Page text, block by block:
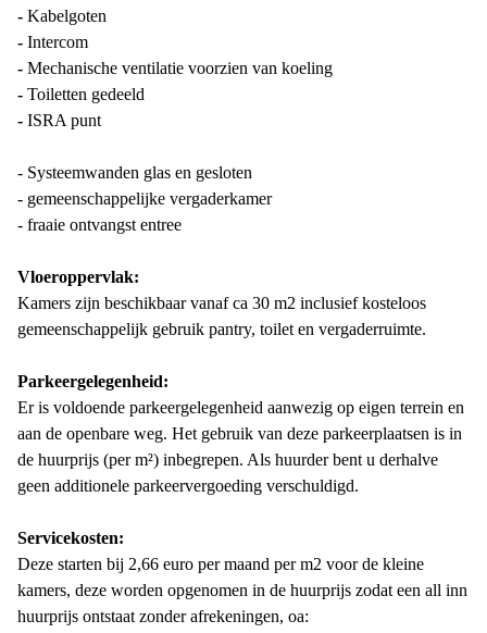
- Kabelgoten
- Intercom
- Mechanische ventilatie voorzien van koeling
- Toiletten gedeeld
- ISRA punt
- Systeemwanden glas en gesloten
- gemeenschappelijke vergaderkamer
- fraaie ontvangst entree
Vloeroppervlak:
Kamers zijn beschikbaar vanaf ca 30 m2 inclusief kosteloos
gemeenschappelijk gebruik pantry, toilet en vergaderruimte.
Parkeergelegenheid:
Er is voldoende parkeergelegenheid aanwezig op eigen terrein en
aan de openbare weg. Het gebruik van deze parkeerplaatsen is in
de huurprijs (per m²) inbegrepen. Als huurder bent u derhalve
geen additionele parkeervergoeding verschuldigd.
Servicekosten:
Deze starten bij 2,66 euro per maand per m2 voor de kleine
kamers, deze worden opgenomen in de huurprijs zodat een all inn
huurprijs ontstaat zonder afrekeningen, oa: